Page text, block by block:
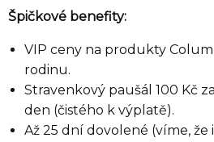
Špičkové benefity:
VIP ceny na produkty
rodinu.
Stravenkový paušál 100 Kč
den (čistého k výplatě).
Až 25 dní dovolené (víme, že